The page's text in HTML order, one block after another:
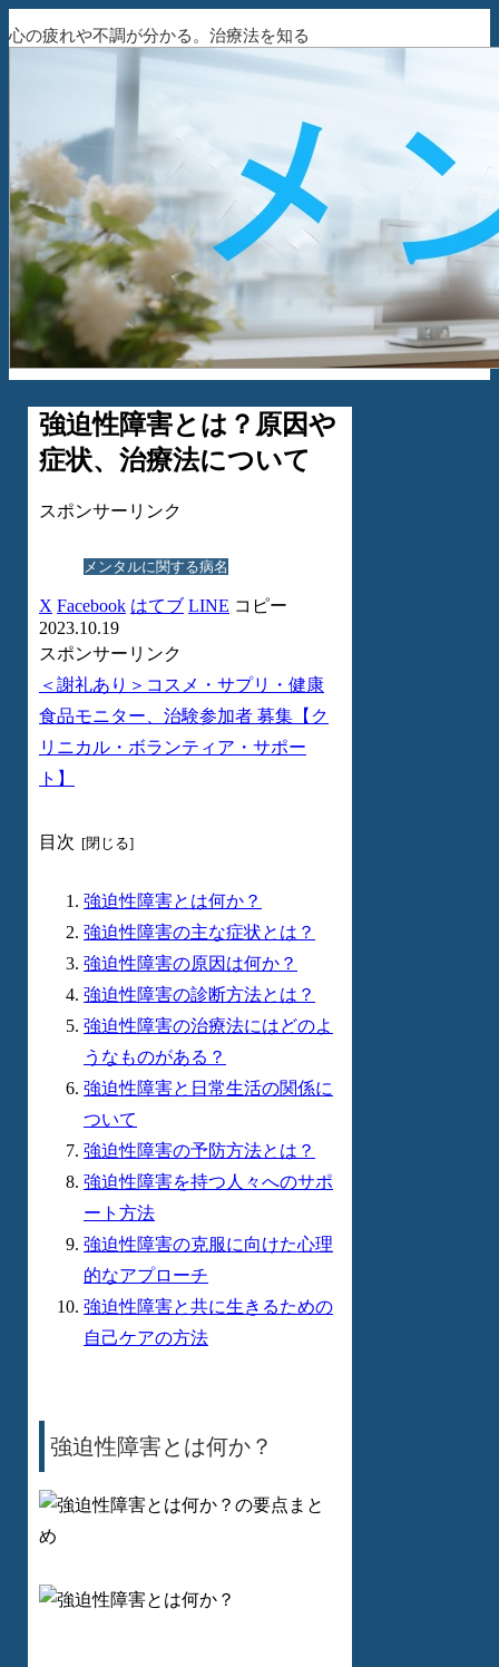
心の疲れや不調が分かる。治療法を知る
強迫性障害とは？原因や
症状、治療法について
スポンサーリンク
メンタルに関する病名
X Facebook はてブ LINE コピー
2023.10.19
スポンサーリンク
＜謝礼あり＞コスメ・サプリ・健康
食品モニター、治験参加者 募集【ク
リニカル・ボランティア・サポー
ト】
目次
強迫性障害とは何か？
強迫性障害の主な症状とは？
強迫性障害の原因は何か？
強迫性障害の診断方法とは？
強迫性障害の治療法にはどのよ
うなものがある？
強迫性障害と日常生活の関係に
ついて
強迫性障害の予防方法とは？
強迫性障害を持つ人々へのサポ
ート方法
強迫性障害の克服に向けた心理
的なアプローチ
強迫性障害と共に生きるための
自己ケアの方法
強迫性障害とは何か？